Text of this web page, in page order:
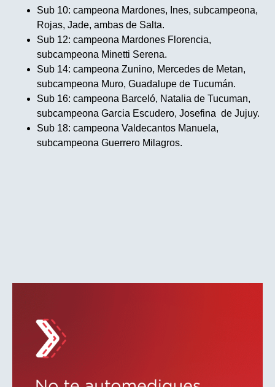
Sub 10: campeona Mardones, Ines, subcampeona,
Rojas, Jade, ambas de Salta.
Sub 12: campeona Mardones Florencia,
subcampeona Minetti Serena.
Sub 14: campeona Zunino, Mercedes de Metan,
subcampeona Muro, Guadalupe de Tucumán.
Sub 16: campeona Barceló, Natalia de Tucuman,
subcampeona Garcia Escudero, Josefina de Jujuy.
Sub 18: campeona Valdecantos Manuela,
subcampeona Guerrero Milagros.